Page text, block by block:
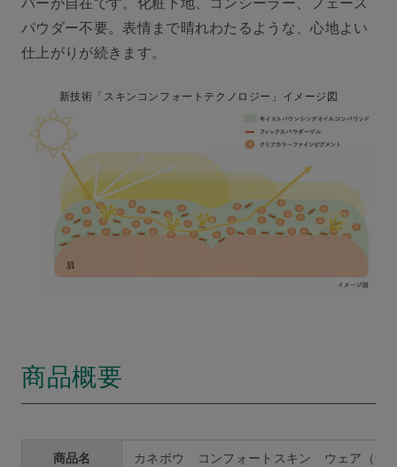
パウダー不要。表情まで晴れわたるような、心地よい
仕上がりが続きます。
新技術「スキンコンフォートテクノロジー」イメージ図
商品概要
商品名 カネボウ コンフォートスキン ウェア（全8